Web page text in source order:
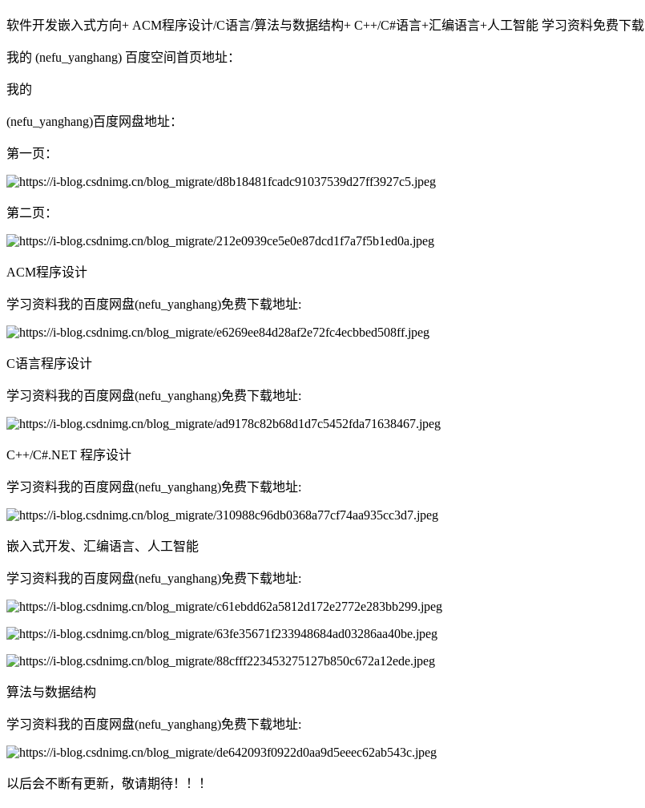
软件开发嵌入式方向+ ACM程序设计/C语言/算法与数据结构+ C++/C#语言+汇编语言+人工智能 学习资料免费下载
我的 (nefu_yanghang) 百度空间首页地址：
我的
(nefu_yanghang)百度网盘地址：
第一页：
第二页：
ACM程序设计
学习资料我的百度网盘(nefu_yanghang)免费下载地址:
C语言程序设计
学习资料我的百度网盘(nefu_yanghang)免费下载地址:
C++/C#.NET 程序设计
学习资料我的百度网盘(nefu_yanghang)免费下载地址:
嵌入式开发、汇编语言、人工智能
学习资料我的百度网盘(nefu_yanghang)免费下载地址:
算法与数据结构
学习资料我的百度网盘(nefu_yanghang)免费下载地址:
以后会不断有更新，敬请期待！！！